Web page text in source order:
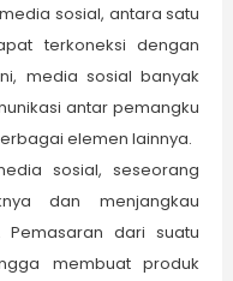
sosial, antara satu
terkoneksi dengan
media sosial banyak
antar pemangku
elemen lainnya.
sosial, seseorang
dan menjangkau
dari suatu
membuat produk